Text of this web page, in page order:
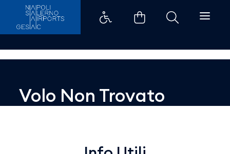
Dettaglio - Aeroporti di Napoli
Volo Non Trovato